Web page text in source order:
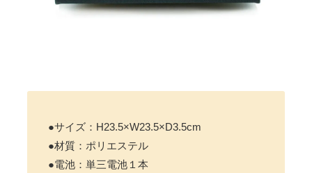
●サイズ：H23.5×W23.5×D3.5cm
●材質：ポリエステル
●電池：単三電池１本